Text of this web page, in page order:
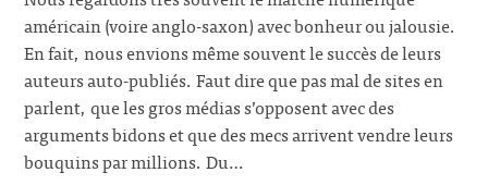
américain (voire anglo-saxon) avec bonheur ou jalousie.
En fait, nous envions même souvent le succès de leurs
auteurs auto-publiés. Faut dire que pas mal de sites en
parlent, que les gros médias s’opposent avec des
arguments bidons et que des mecs arrivent vendre leurs
bouquins par millions. Du…